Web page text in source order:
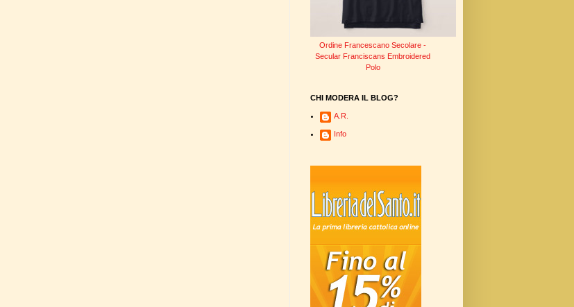
Ordine Francescano Secolare -
Secular Franciscans Embroidered
Polo
CHI MODERA IL BLOG?
A.R.
Info